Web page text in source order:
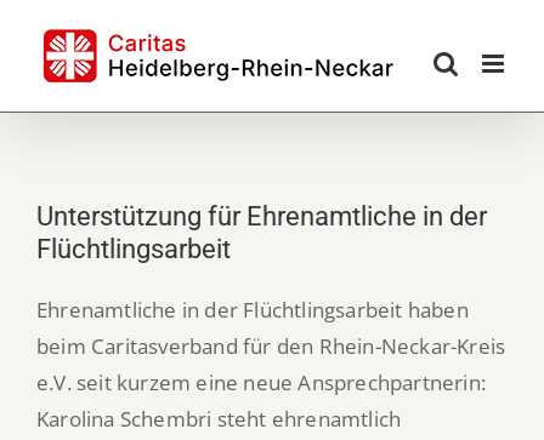
content
Unterstützung für Ehrenamtliche in der
Flüchtlingsarbeit
Ehrenamtliche in der Flüchtlingsarbeit haben
beim Caritasverband für den Rhein-Neckar-Kreis
e.V. seit kurzem eine neue Ansprechpartnerin:
Karolina Schembri steht ehrenamtlich